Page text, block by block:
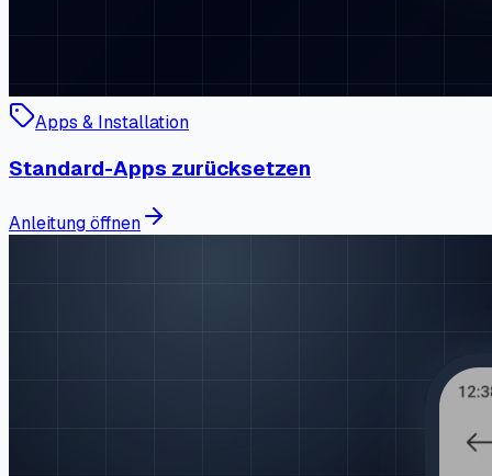
Apps & Installation
Standard-Apps zurücksetzen
Anleitung öffnen